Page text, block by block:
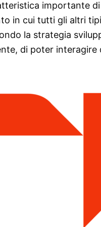
importante
in cui tutti gli altri
la strategia
di poter